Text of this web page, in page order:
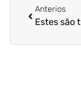
Anterios